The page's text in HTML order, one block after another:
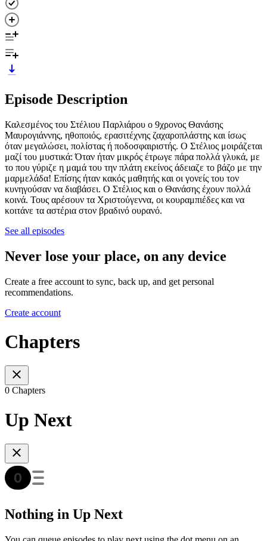
Episode Description
Καλεσμένος του Στέλιου Παρλιάρου ο 9χρονος Θανάσης
Μαυρογιάννης, ηθοποιός, ερασιτέχνης ζαχαροπλάστης και ίσως
όταν μεγαλώσει, πολίστας ή ποδοσφαιριστής. Ο Στέλιος μοιράζεται
μαζί του μυστικά: Όταν ήταν μικρός έτρωγε πάρα πολλά γλυκά, με
το που γύριζε η μαμά του την πλάτη εκείνος άδειαζε το βάζο με την
μαρμελάδα! Επίσης ήταν κακός μαθητής και οι γονείς του τον
κυνηγούσαν να διαβάσει. Ο Στέλιος και ο Θανάσης έχουν πολλά
κοινά. Τους αρέσουν τα Xριστούγεννα, οι κουραμπιέδες και να
κοιτάνε τα αστέρια στον βραδινό ουρανό.
See all episodes
Never lose your place, on any device
Create a free account to sync, back up, and get personal
recommendations.
Create account
Chapters
0 Chapters
Up Next
Nothing in Up Next